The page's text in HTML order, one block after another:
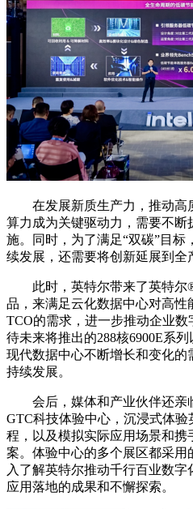
在发展新质生产力，推动高
算力成为关键驱动力，需要不
施。同时，为了满足“双碳”目
续发展，还需要将创新延展到全
此时，英特尔带来了英特尔
品，来满足云化数据中心对高性
TCO的需求，进一步推动企业
待未来将推出的288核6900E系
现代数据中心不断增长和变化
持续发展。
会后，媒体和产业伙伴还亲
GTC科技体验中心，沉浸式体
程，以及模拟实际应用场景和
案。体验中心的多个展区都采
入了解英特尔推动千行百业数
应用落地的成果和不懈探索。